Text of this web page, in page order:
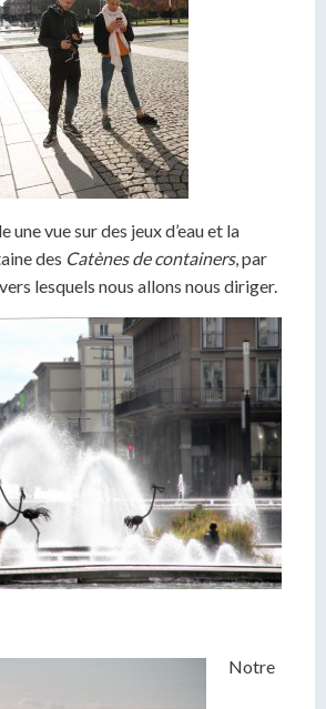
une vue sur des jeux d’eau et la
des Catènes de containers, par
lesquels nous allons nous diriger.
Notre